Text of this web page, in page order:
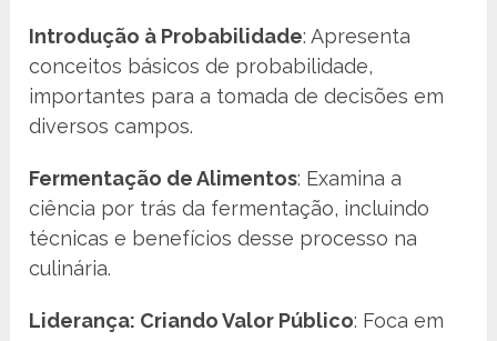
Introdução à Probabilidade: Apresenta
conceitos básicos de probabilidade,
importantes para a tomada de decisões em
diversos campos.
Fermentação de Alimentos: Examina a
ciência por trás da fermentação, incluindo
técnicas e benefícios desse processo na
culinária.
Liderança: Criando Valor Público: Foca em